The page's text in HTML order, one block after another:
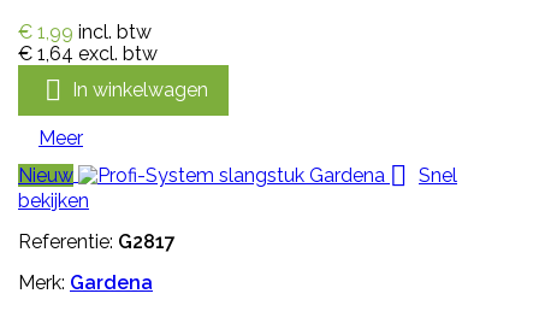
€ 1,99 incl. btw
€ 1,64 excl. btw
 In winkelwagen
Meer
Nieuw

Snel
bekijken
Referentie: G2817
Merk: Gardena